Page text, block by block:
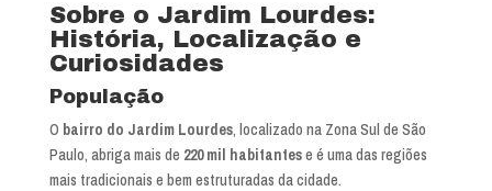
Sobre o Jardim Lourdes:
História, Localização e
Curiosidades
População
O bairro do Jardim Lourdes, localizado na Zona Sul de São
Paulo, abriga mais de 220 mil habitantese é uma das regiões
mais tradicionais e bem estruturadas da cidade.